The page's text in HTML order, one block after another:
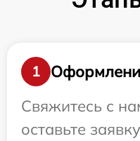
1
Свяжитесь с
оставьте